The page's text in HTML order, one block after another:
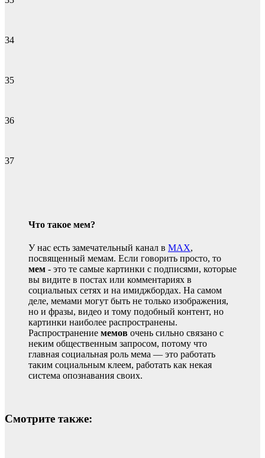
34
35
36
37
Что такое мем?
У нас есть замечательный канал в MAX,
посвященный мемам. Если говорить просто, то
мем - это те самые картинки с подписями, которые
вы видите в постах или комментариях в
социальных сетях и на имиджбордах. На самом
деле, мемами могут быть не только изображения,
но и фразы, видео и тому подобный контент, но
картинки наиболее распространены.
Распространение мемов очень сильно связано с
неким общественным запросом, потому что
главная социальная роль мема — это работать
таким социальным клеем, работать как некая
система опознавания своих.
Смотрите также: